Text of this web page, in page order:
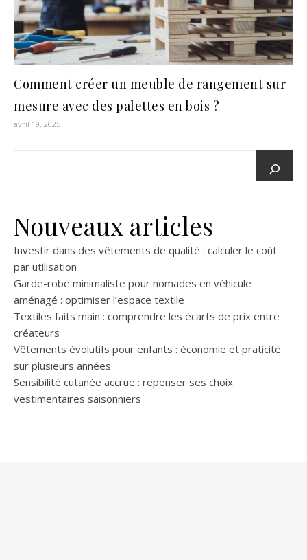
Comment créer un meuble de rangement sur
mesure avec des palettes en bois ?
avril 19, 2025
Nouveaux articles
Investir dans des vêtements de qualité : calculer le coût
par utilisation
Garde-robe minimaliste pour nomades en véhicule
aménagé : optimiser l’espace textile
Textiles faits main : comprendre les écarts de prix entre
créateurs
Vêtements évolutifs pour enfants : économie et praticité
sur plusieurs années
Sensibilité cutanée accrue : repenser ses choix
vestimentaires saisonniers